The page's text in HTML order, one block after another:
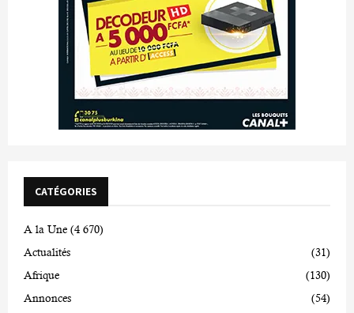
CATÉGORIES
A la Une (4 670)
Actualités
(31)
Afrique
(130)
Annonces
(54)